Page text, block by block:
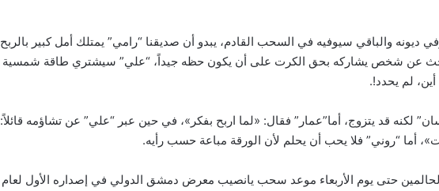
ديونه والباقي سيوفيه في السحب القادم، يبدو أن صديقنا “رامي” يمتلك أمل كبير بالربح
عن شخص يشاركه بحق الكرت على أن يكون حظه جيداً، “علي” سيشتري طاقة شمسية
لم يحدد!.
لكنه قد يتزوج، أما”عمار” فقال: «لما اربح بفكر»، في حين عبر “علي” عن تشاؤمه قائلاً:
أما “روني” فلا يحب أن يحلم لأن الورقة مباعة حسب رأيه.
الحالمين حتى يوم الأربعاء موعد سحب يانصيب معرض دمشق الدولي في إصداره الأول لعام